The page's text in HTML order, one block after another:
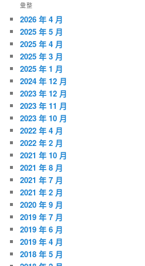
彙整
2026 年 4 月
2025 年 5 月
2025 年 4 月
2025 年 3 月
2025 年 1 月
2024 年 12 月
2023 年 12 月
2023 年 11 月
2023 年 10 月
2022 年 4 月
2022 年 2 月
2021 年 10 月
2021 年 8 月
2021 年 7 月
2021 年 2 月
2020 年 9 月
2019 年 7 月
2019 年 6 月
2019 年 4 月
2018 年 5 月